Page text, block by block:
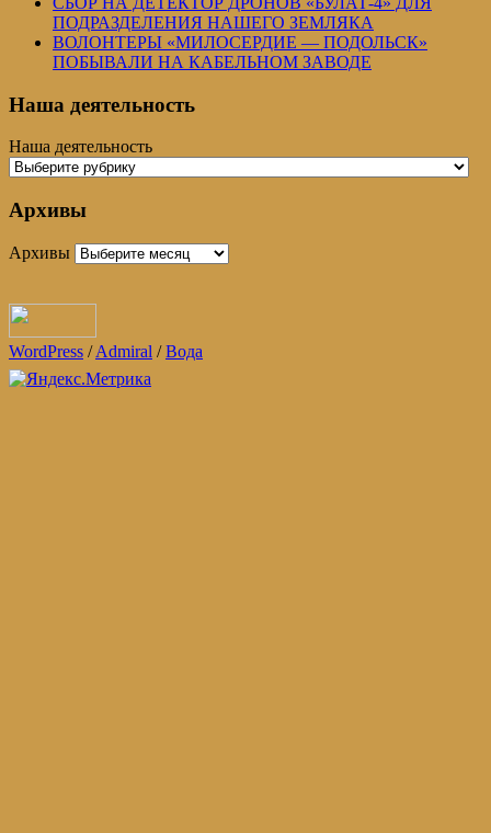
ПОДРАЗДЕЛЕНИЯ НАШЕГО ЗЕМЛЯКА
ВОЛОНТЕРЫ «МИЛОСЕРДИЕ — ПОДОЛЬСК»
ПОБЫВАЛИ НА КАБЕЛЬНОМ ЗАВОДЕ
Наша деятельность
Наша деятельность
Архивы
Архивы
WordPress /Admiral /Вода